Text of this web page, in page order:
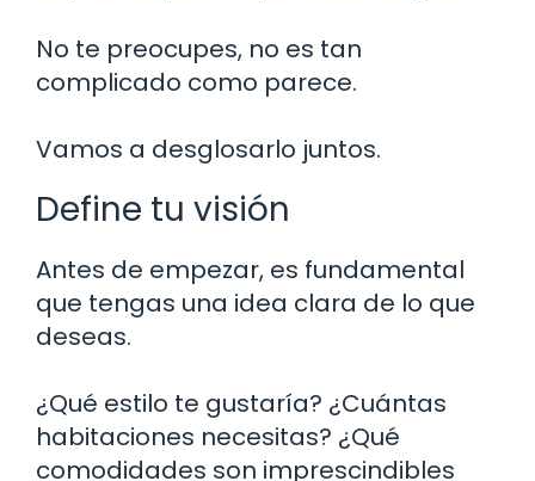
No te preocupes, no es tan
complicado como parece.
Vamos a desglosarlo juntos.
Define tu visión
Antes de empezar, es fundamental
que tengas una idea clara de lo que
deseas.
¿Qué estilo te gustaría? ¿Cuántas
habitaciones necesitas? ¿Qué
comodidades son imprescindibles